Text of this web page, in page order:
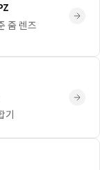
줌 렌즈
기